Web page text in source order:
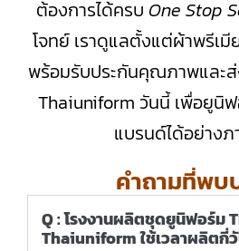
ต้องการได้ครบ One Stop
โจทย์ เราดูแลตั้งแต่ผ้าพรีเ
พร้อมรับประกันคุณภาพและส่
Thaiuniform วันนี้ เพื่อยูนิ
แบรนด์ได้อย่างภ
คำถามที่พบ
Q : โรงงานผลิตชุดยูนิฟอร์ม
Thaiuniform ใช้เวลาผลิตกี่